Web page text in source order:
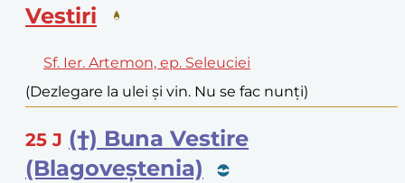
Vestiri
Sf. Ier. Artemon, ep. Seleuciei
(Dezlegare la ulei și vin. Nu se fac nunți)
25 J (†) Buna Vestire
(Blagoveștenia)